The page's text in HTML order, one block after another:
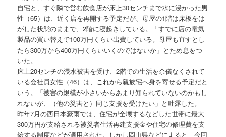
自宅と、すぐ隣で営む飲食店が床上30センチまで水に浸かった男
性（65）は、近く店を再開する予定だが、母屋の1階は床板をは
がした状態のままで、2階に寝起きしている。「すでに店の電気
製品の買い替えで100万円くらい出費している。母屋も直すとし
たら300万から400万円くらいいくのではないか」とため息をつ
いた。
床上20センチの浸水被害を受け、2階での生活を余儀なくされて
いる会社員女性（46）は、これから親族宅へ身を寄せる予定だと
いう。「被害の規模が小さいからあまり知られていないのかもし
れないが、（他の災害と）同じ支援を受けたい」と吐露した。
昨年7月の西日本豪雨では、住宅が全壊するなどした世帯に最大
300万円が支給される被災者生活再建支援金や住宅の修理費を支
給する制度などが適用された。しかし岡山県などによると、今回